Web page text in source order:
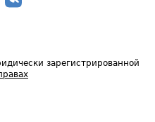
зарегистрированной